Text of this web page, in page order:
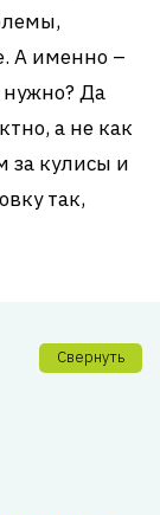
А именно –
нужно? Да
а не как
за кулисы и
так,
Свернуть